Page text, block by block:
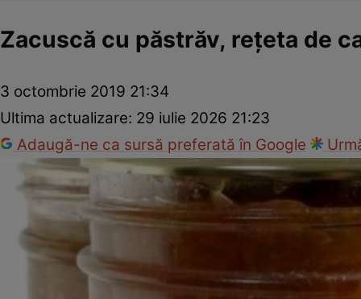
Zacuscă cu păstrăv, reţeta de
3 octombrie 2019 21:34
Ultima actualizare: 29 iulie 2026 21:23
Adaugă-ne ca sursă preferată în Google